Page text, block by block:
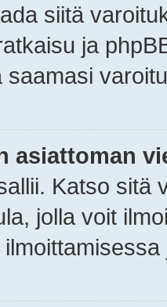
siitä
ja
saamasi
asiattoman
Katso sitä
jolla voit